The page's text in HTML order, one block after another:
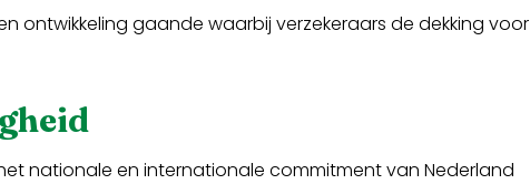
ontwikkeling gaande waarbij verzekeraars de dekking voor
nationale en internationale commitment van Nederland